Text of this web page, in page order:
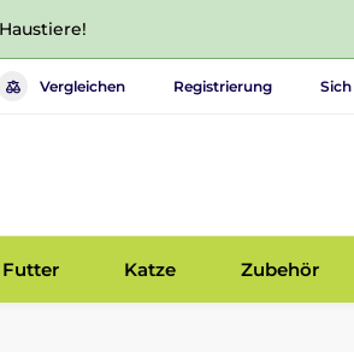
Vergleichen Registrierung
Futter Katze Zubehör